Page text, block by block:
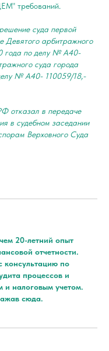
требований.
суда первой
Девятого арбитражного
года по делу № А40-
суда города
№ А40- 110059/18,-
отказал в передаче
в судебном заседании
Верховного Суда
20-летний опыт
отчетности.
консультацию по
процессов и
и налоговым учетом.
сюда.